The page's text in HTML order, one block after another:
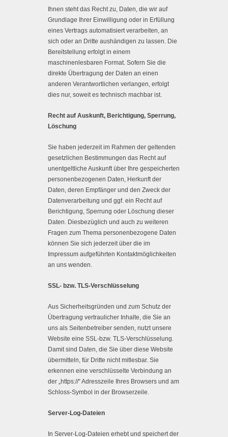
Ihnen steht das Recht zu, Daten, die wir auf
Grundlage Ihrer Einwilligung oder in Erfüllung
eines Vertrags automatisiert verarbeiten, an
sich oder an Dritte aushändigen zu lassen. Die
Bereitstellung erfolgt in einem
maschinenlesbaren Format. Sofern Sie die
direkte Übertragung der Daten an einen
anderen Verantwortlichen verlangen, erfolgt
dies nur, soweit es technisch machbar ist.
Recht auf Auskunft, Berichtigung, Sperrung,
Löschung
Sie haben jederzeit im Rahmen der geltenden
gesetzlichen Bestimmungen das Recht auf
unentgeltliche Auskunft über Ihre gespeicherten
personenbezogenen Daten, Herkunft der
Daten, deren Empfänger und den Zweck der
Datenverarbeitung und ggf. ein Recht auf
Berichtigung, Sperrung oder Löschung dieser
Daten. Diesbezüglich und auch zu weiteren
Fragen zum Thema personenbezogene Daten
können Sie sich jederzeit über die im
Impressum aufgeführten Kontaktmöglichkeiten
an uns wenden.
SSL- bzw. TLS-Verschlüsselung
Aus Sicherheitsgründen und zum Schutz der
Übertragung vertraulicher Inhalte, die Sie an
uns als Seitenbetreiber senden, nutzt unsere
Website eine SSL-bzw. TLS-Verschlüsselung.
Damit sind Daten, die Sie über diese Website
übermitteln, für Dritte nicht mitlesbar. Sie
erkennen eine verschlüsselte Verbindung an
der „https://“ Adresszeile Ihres Browsers und am
Schloss-Symbol in der Browserzeile.
Server-Log-Dateien
In Server-Log-Dateien erhebt und speichert der